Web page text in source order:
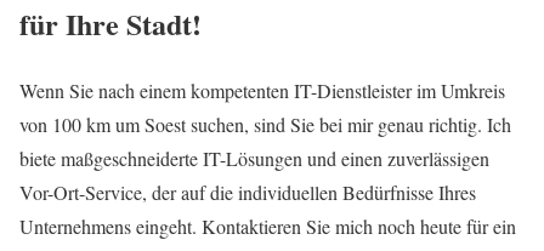
für Ihre Stadt!
Wenn Sie nach einem kompetenten IT-Dienstleister im Umkreis
von 100 km um Soest suchen, sind Sie bei mir genau richtig. Ich
biete maßgeschneiderte IT-Lösungen und einen zuverlässigen
Vor-Ort-Service, der auf die individuellen Bedürfnisse Ihres
Unternehmens eingeht. Kontaktieren Sie mich noch heute für ein